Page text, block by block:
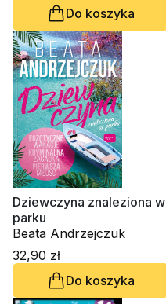
Do koszyka
Dziewczyna znaleziona w
parku
Beata Andrzejczuk
32,90 zł
Do koszyka